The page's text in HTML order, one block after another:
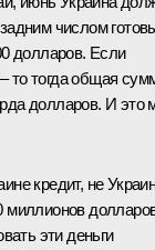
числом
долларов. Если
то тогда общая
долларов. И это
кредит, не
миллионов
эти деньги